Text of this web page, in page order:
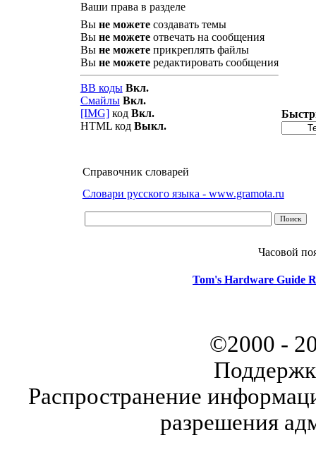
Ваши права в разделе
Вы не можетесоздавать темы
Вы не можетеотвечать на сообщения
Вы не можетеприкреплять файлы
Вы не можетередактировать сообщения
BB коды Вкл.
Смайлы Вкл.
[IMG]код Вкл.
HTML код Выкл.
Справочник словарей
Словари русского языка - www.gramota.ru
Часовой
Tom's Hardware Guide
©2000 -
Распространение
разрешения